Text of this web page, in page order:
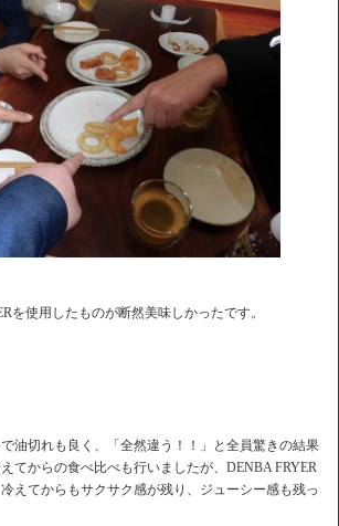
を使用したものが断然美味しかったです。
油切れも良く、「全然違う！！」と全員驚きの結果
てからの食べ比べも行いましたが、DENBA FRYER
えてからもサクサク感が残り、ジューシー感も残っ